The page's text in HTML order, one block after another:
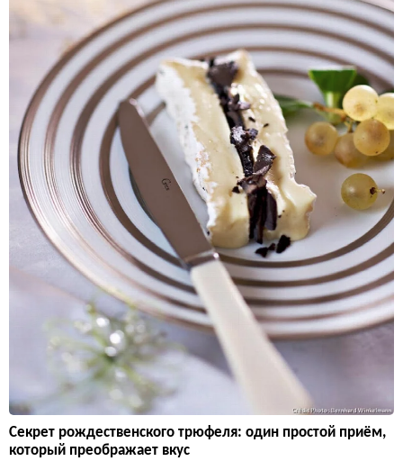
Секрет рождественского трюфеля: один простой приём,
который преображает вкус